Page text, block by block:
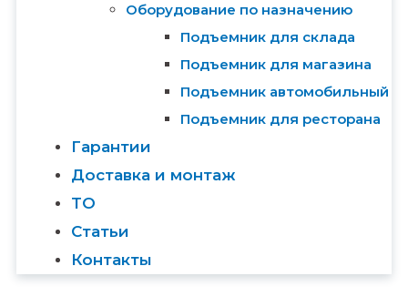
Оборудование по назначению
Подъемник для склада
Подъемник для магазина
Подъемник автомобильный
Подъемник для ресторана
Гарантии
Доставка и монтаж
ТО
Статьи
Контакты